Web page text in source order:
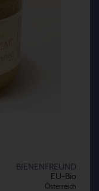
BIENENFREUND
EU-Bio
Österreich